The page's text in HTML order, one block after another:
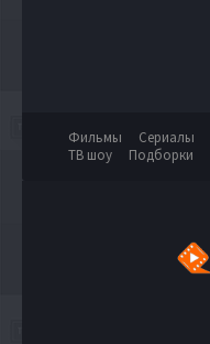
Фильмы Сериалы
ТВ шоу
Подборки